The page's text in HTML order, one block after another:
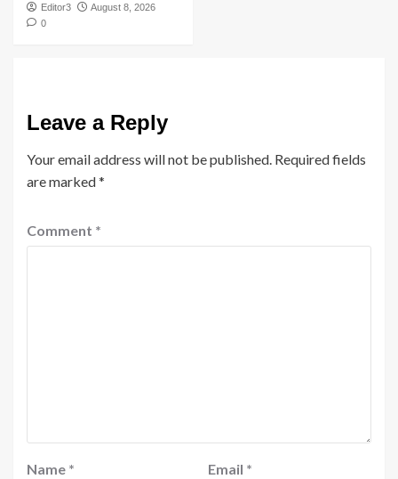
Editor3
August 8, 2026
0
Leave a Reply
Your email address will not be published. Required fields
are marked*
Comment *
Name * Email *